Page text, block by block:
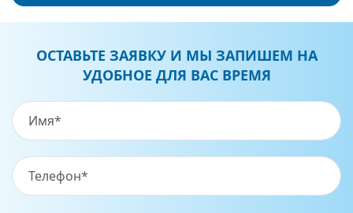
ОСТАВЬТЕ ЗАЯВКУ И МЫ ЗАПИШЕМ НА
УДОБНОЕ ДЛЯ ВАС ВРЕМЯ